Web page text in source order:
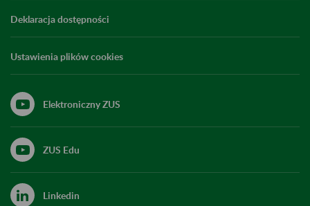
Deklaracja dostępności
Ustawienia plików cookies
Elektroniczny ZUS
ZUS Edu
Linkedin